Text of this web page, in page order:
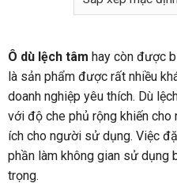
Ô dù lệch tâm hay còn được
là sản phẩm được rất nhiều
doanh nghiệp yêu thích. Dù
với độ che phủ rộng khiến cho
ích cho người sử dụng. Việc
phần làm không gian sử dụng
trọng.